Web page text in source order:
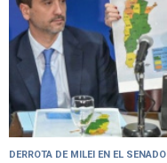
DERROTA DE MILEI EN EL SENADO